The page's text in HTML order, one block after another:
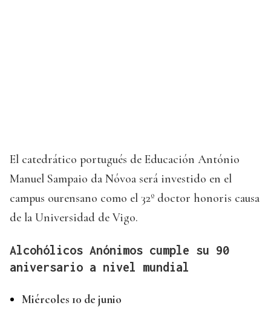
El catedrático portugués de Educación António
Manuel Sampaio da Nóvoa será investido en el
campus ourensano como el 32º doctor honoris causa
de la Universidad de Vigo.
Alcohólicos Anónimos cumple su 90
aniversario a nivel mundial
Miércoles 10 de junio